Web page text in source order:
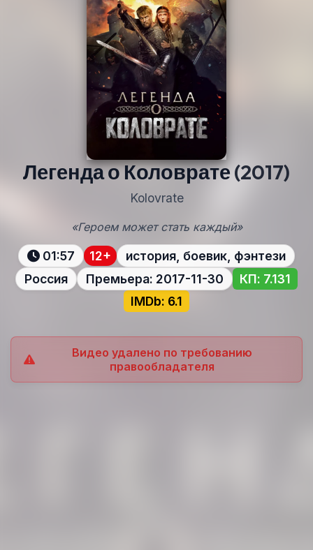
Легенда о Коловрате(2017)
Kolovrate
«Героем может стать каждый»
01:57 12+
история, боевик, фэнтези
Россия
Премьера: 2017-11-30
КП: 7.131
IMDb: 6.1
Видео удалено по требованию
правообладателя